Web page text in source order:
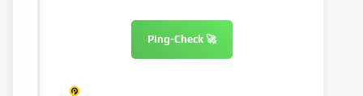
Ping-Check 🚀